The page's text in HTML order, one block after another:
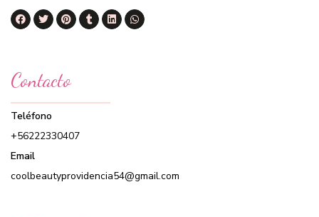
Contacto
Teléfono
+56222330407
Email
coolbeautyprovidencia54@gmail.com